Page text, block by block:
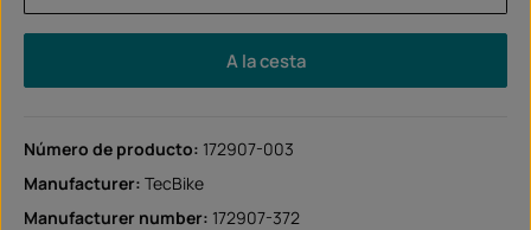
A la cesta
Número de producto: 172907-003
Manufacturer: TecBike
Manufacturer number: 172907-372